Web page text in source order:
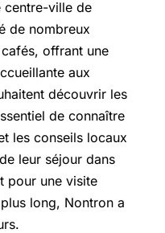
centre-ville de
de nombreux
offrant une
aux
découvrir les
de connaître
les conseils locaux
leur séjour dans
pour une visite
long, Nontron a